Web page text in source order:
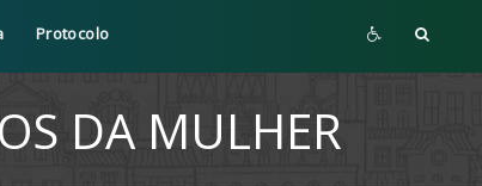
Protocolo
DA MULHER